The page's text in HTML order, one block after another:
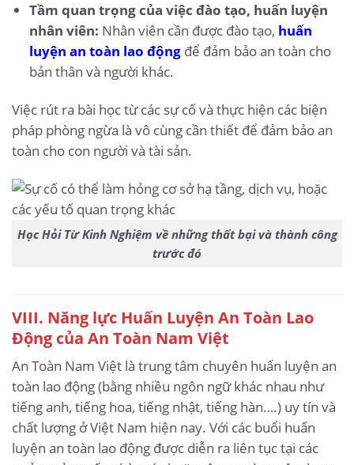
Tầm quan trọng của việc đào tạo, huấn luyện
nhân viên: Nhân viên cần được đào tạo, huấn
luyện an toàn lao độngđể đảm bảo an toàn cho
bản thân và người khác.
Việc rút ra bài học từ các sự cố và thực hiện các biện
pháp phòng ngừa là vô cùng cần thiết để đảm bảo an
toàn cho con người và tài sản.
Học Hỏi Từ Kinh Nghiệm về những thất bại và thành công
trước đó
VIII. Năng lực Huấn Luyện An Toàn Lao
Động của An Toàn Nam Việt
An Toàn Nam Việt là trung tâm chuyên huấn luyện an
toàn lao động (bằng nhiều ngôn ngữ khác nhau như
tiếng anh, tiếng hoa, tiếng nhật, tiếng hàn….) uy tín và
chất lượng ở Việt Nam hiện nay. Với các buổi huấn
luyện an toàn lao động được diễn ra liên tục tại các